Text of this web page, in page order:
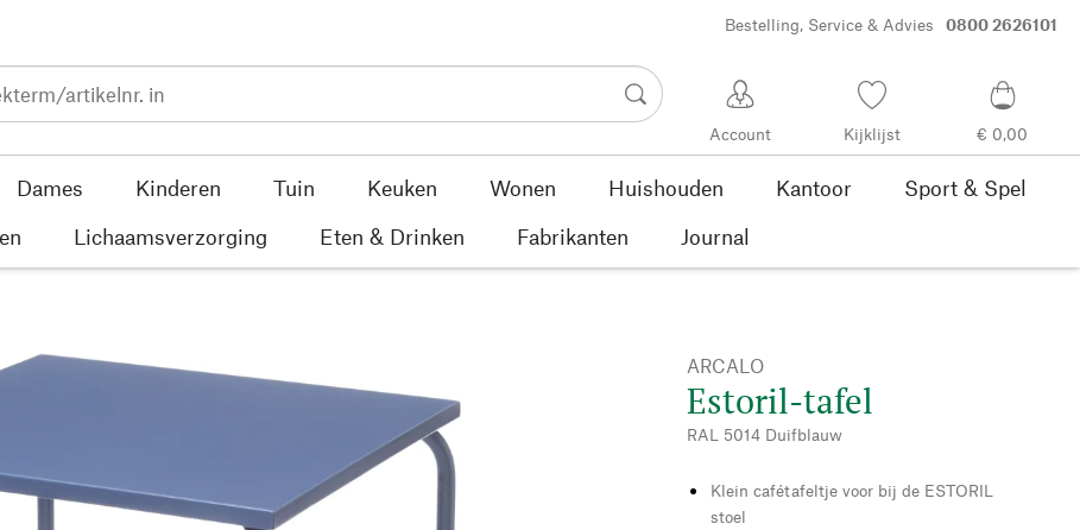
Bestelling, Service & Advies 0800 2626101
Account Kijklijst € 0,00
Dames Kinderen Tuin Keuken Wonen Huishouden Kantoor
Sport & Spel
Lichaamsverzorging Eten & Drinken Fabrikanten Journal
ARCALO
Estoril-tafel
RAL 5014 Duifblauw
Klein cafétafeltje voor bij de ESTORIL
stoel